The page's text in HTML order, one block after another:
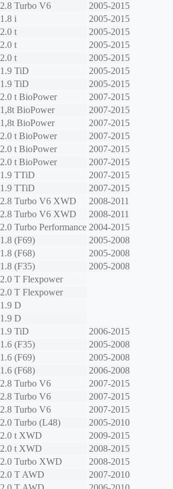
2.8 Turbo V6
2005-2015
1.8 i
2005-2015
2.0 t
2005-2015
2.0 t
2005-2015
2.0 t
2005-2015
1.9 TiD
2005-2015
1.9 TiD
2005-2015
2.0 t BioPower
2007-2015
1,8t BioPower
2007-2015
1,8t BioPower
2007-2015
2.0 t BioPower
2007-2015
2.0 t BioPower
2007-2015
2.0 t BioPower
2007-2015
1.9 TTiD
2007-2015
1.9 TTiD
2007-2015
2.8 Turbo V6 XWD
2008-2011
2.8 Turbo V6 XWD
2008-2011
2.0 Turbo Performance 2004-2015
1.8 (F69)
2005-2008
1.8 (F68)
2005-2008
1.8 (F35)
2005-2008
2.0 T Flexpower
2.0 T Flexpower
1.9 D
1.9 D
1.9 TiD
2006-2015
1.6 (F35)
2005-2008
1.6 (F69)
2005-2008
1.6 (F68)
2006-2008
2.8 Turbo V6
2007-2015
2.8 Turbo V6
2007-2015
2.8 Turbo V6
2007-2015
2.0 Turbo (L48)
2005-2010
2.0 t XWD
2009-2015
2.0 t XWD
2008-2015
2.0 Turbo XWD
2008-2015
2.0 T AWD
2007-2010